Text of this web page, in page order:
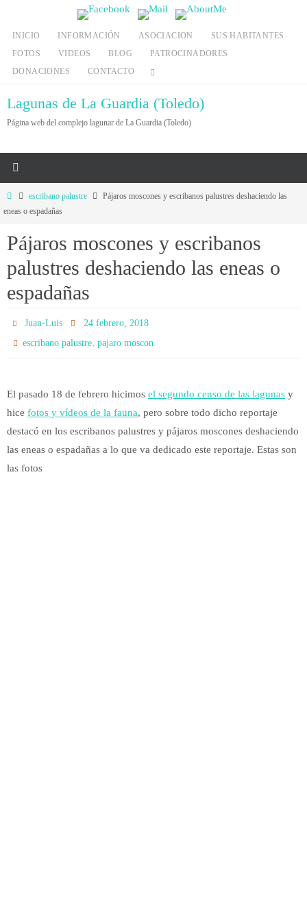
contenido
INICIO INFORMACIÓN ASOCIACION
SUS HABITANTES
FOTOS
VIDEOS BLOG
PATROCINADORES
DONACIONES
CONTACTO
Lagunas de La Guardia (Toledo)
Página web del complejo lagunar de La Guardia (Toledo)
Inicioescribano palustre
Pájaros moscones y escribanos palustres deshaciendo las
eneas o espadañas
Pájaros moscones y escribanos
palustres deshaciendo las eneas o
espadañas
Juan-Luis
24 febrero, 2018
escribano palustre,pajaro moscon
El pasado 18 de febrero hicimos el segundo censo de las lagunas y
hice fotos y vídeos de la fauna, pero sobre todo dicho reportaje
destacó en los escribanos palustres y pájaros moscones deshaciendo
las eneas o espadañas a lo que va dedicado este reportaje. Estas son
las fotos